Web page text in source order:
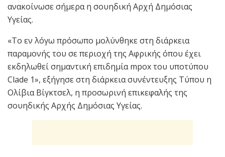
ανακοίνωσε σήμερα η σουηδική Αρχή Δημόσιας
Υγείας.
«Το εν λόγω πρόσωπο μολύνθηκε στη διάρκεια
παραμονής του σε περιοχή της Αφρικής όπου έχει
εκδηλωθεί σημαντική επιδημία mpox του υποτύπου
Clade 1», εξήγησε στη διάρκεια συνέντευξης Τύπου η
Ολίβια Βίγκτσελ, η προσωρινή επικεφαλής της
σουηδικής Αρχής Δημόσιας Υγείας.